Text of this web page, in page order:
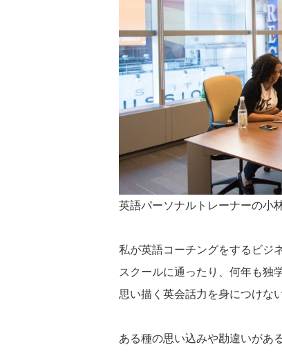
英語パーソナルトレーナーの小
私が英語コーチングをするビジ
スクールに通ったり、何年も独
思い描く英会話力を身につけな
ある種の思い込みや勘違いがあ